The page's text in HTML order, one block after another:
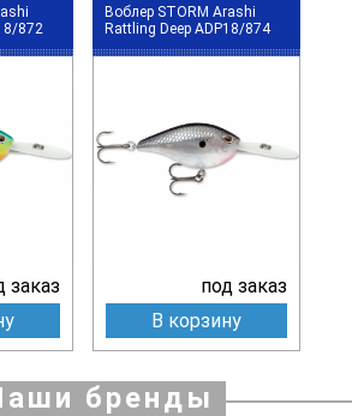
872
заказ
Воблер STORM Arashi
Rattling Deep ADP18/874
под заказ
В корзину
бренды